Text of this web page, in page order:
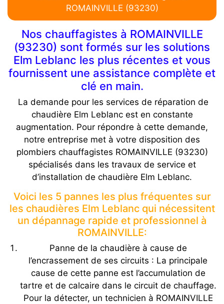
ROMAINVILLE (93230)
Nos chauffagistes à ROMAINVILLE
(93230) sont formés sur les solutions
Elm Leblanc les plus récentes et vous
fournissent une assistance complète et
clé en main.
La demande pour les services de réparation de
chaudière Elm Leblanc est en constante
augmentation. Pour répondre à cette demande,
notre entreprise met à votre disposition des
plombiers chauffagistes ROMAINVILLE (93230)
spécialisés dans les travaux de service et
d’installation de chaudière Elm Leblanc.
Voici les 5 pannes les plus fréquentes sur
les chaudières Elm Leblanc qui nécessitent
un dépannage rapide et professionnel à
ROMAINVILLE:
Panne de la chaudière à cause de
l’encrassement de ses circuits : La principale
cause de cette panne est l’accumulation de
tartre et de calcaire dans le circuit de chauffage.
Pour la détecter, un technicien à ROMAINVILLE